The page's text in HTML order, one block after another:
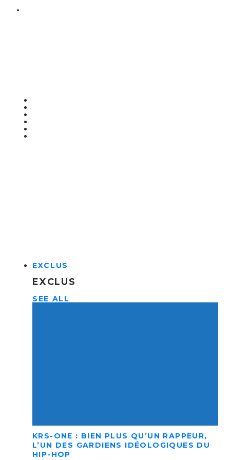
EXCLUS
EXCLUS
SEE ALL
KRS-ONE : BIEN PLUS QU’UN RAPPEUR,
L’UN DES GARDIENS IDÉOLOGIQUES DU
HIP-HOP